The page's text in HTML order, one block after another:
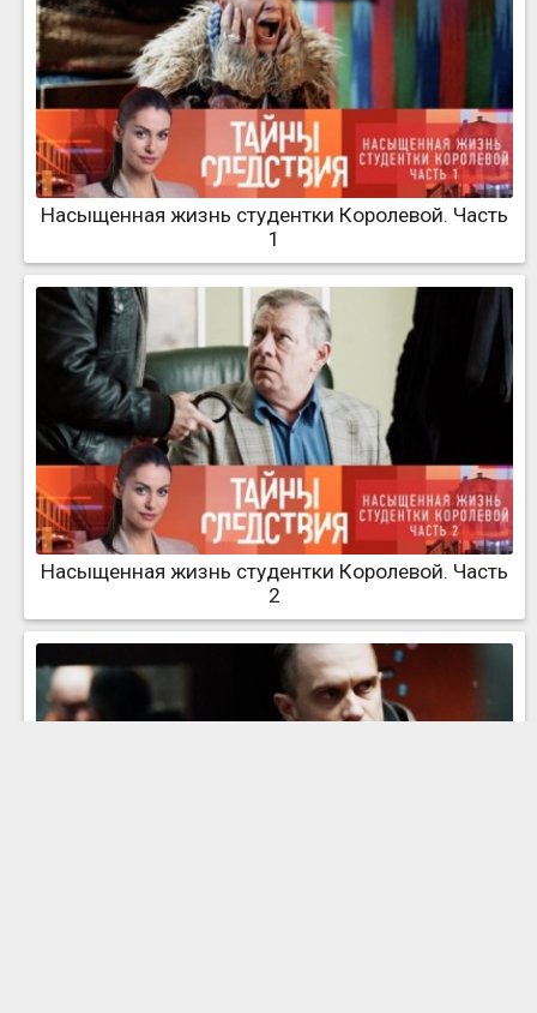
Насыщенная жизнь студентки Королевой. Часть
1
Насыщенная жизнь студентки Королевой. Часть
2